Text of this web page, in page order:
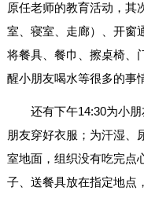
原任老师的教育活动，其
室、寝室、走廊）、开窗
将餐具、餐巾、擦桌椅、
醒小朋友喝水等很多的事
还有下午14:30为小
朋友穿好衣服；为汗湿、
室地面，组织没有吃完点
子、送餐具放在指定地点